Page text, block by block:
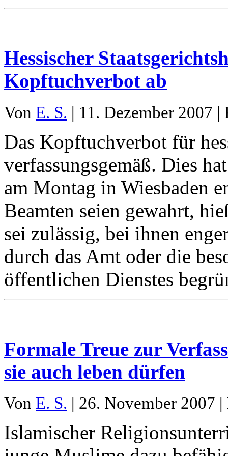
Hessischer
Kopftuchverbot ab
Von E. S. | 11. Dezember 2007
Das Kopftuchverbot für
verfassungsgemäß. Dies
am Montag in Wiesbaden
Beamten seien gewahrt,
sei zulässig, bei ihnen
durch das Amt oder die
öffentlichen Dienstes
Formale Treue zur
sie auch leben dürfen
Von E. S. | 26. November 2007
Islamischer